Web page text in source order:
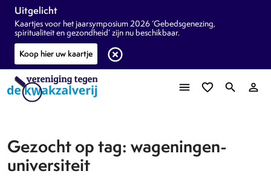
Uitgelicht
Kaartjes voor het jaarsymposium 2026 ‘Gebedsgenezing,
spiritualiteit en gezondheid’ zijn nu beschikbaar.
Koop hier uw kaartje
highlight_off
menu favorite_border search person_outline
Gezocht op tag: wageningen-
universiteit